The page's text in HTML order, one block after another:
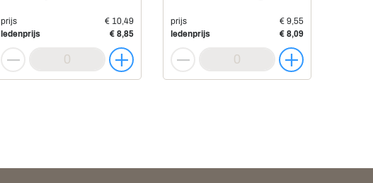
prijs
€ 10,49
ledenprijs
€ 8,85
prijs
€ 9,55
ledenprijs
€ 8,09